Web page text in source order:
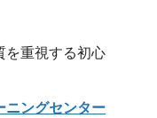
重視する初心
ニングセンター